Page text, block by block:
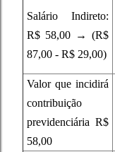
Salário Indireto:
R$ 58,00 → (R$
87,00 - R$ 29,00)
Valor que incidirá
contribuição
previdenciária R$
58,00